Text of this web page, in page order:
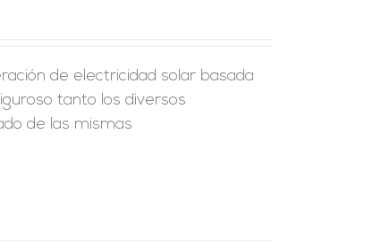
de electricidad solar basada
tanto los diversos
de las mismas